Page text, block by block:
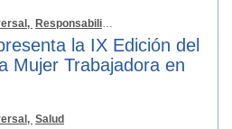
Responsabilidad Social
la IX Edición del
Mujer Trabajadora en
Salud